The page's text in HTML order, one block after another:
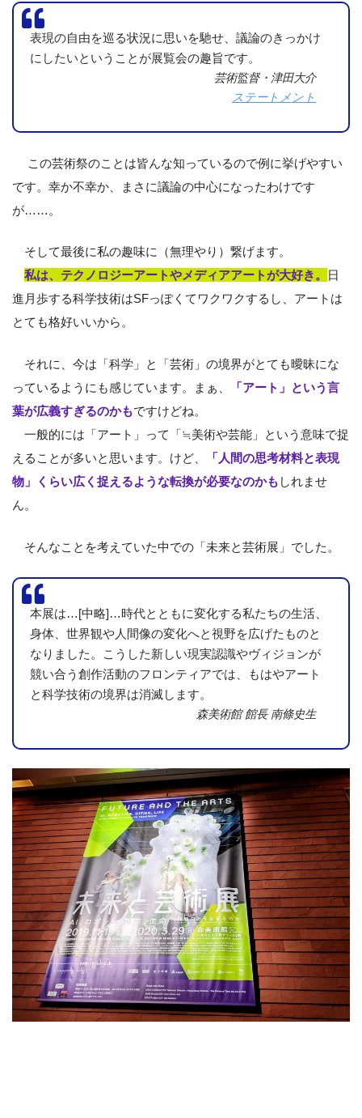
表現の自由を巡る状況に思いを馳せ、議論のきっかけ
にしたいということが展覧会の趣旨です。
芸術監督・津田大介
ステートメント
この芸術祭のことは皆んな知っているので例に挙げやすい
です。幸か不幸か、まさに議論の中心になったわけです
が……。
そして最後に私の趣味に（無理やり）繋げます。
私は、テクノロジーアートやメディアアートが大好き。
日
進月歩する科学技術はSFっぽくてワクワクするし、アートは
とても格好いいから。
それに、今は「科学」と「芸術」の境界がとても曖昧にな
っているようにも感じています。まぁ、
「アート」という言
葉が広義すぎるのかもですけどね。
一般的には「アート」って「≒美術や芸能」という意味で捉
えることが多いと思います。けど、
「人間の思考材料と表現
物」くらい広く捉えるような転換が必要なのかも しれませ
ん。
そんなことを考えていた中での「未来と芸術展」でした。
本展は…[中略]…時代とともに変化する私たちの生活、
身体、世界観や人間像の変化へと視野を広げたものと
なりました。こうした新しい現実認識やヴィジョンが
競い合う創作活動のフロンティアでは、もはやアート
と科学技術の境界は消滅します。
森美術館 館長 南條史生